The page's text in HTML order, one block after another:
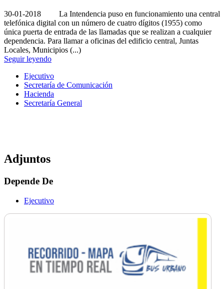
30-01-2018 La Intendencia puso en funcionamiento una central
telefónica digital con un número de cuatro dígitos (1955) como
única puerta de entrada de las llamadas que se realizan a cualquier
dependencia. Para llamar a oficinas del edificio central, Juntas
Locales, Municipios (...)
Seguir leyendo
Ejecutivo
Secretaría de Comunicación
Hacienda
Secretaría General
Adjuntos
Depende De
Ejecutivo